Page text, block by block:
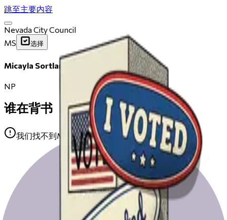
跳至主要内容
Nevada City Council
MS
选择
Micayla Sortland
NP
谁在背书
我们找不到Micayla Sortland的任何公开背书。